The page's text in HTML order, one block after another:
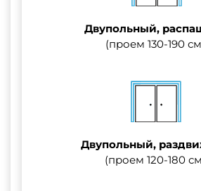
Двупольный,
(проем 130-190
Двупольный,
(проем 120-180